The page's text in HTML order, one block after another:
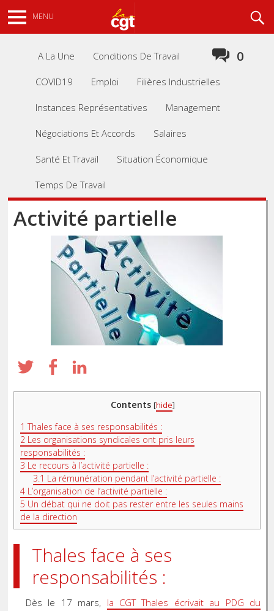
au
contenu
MENU
0
A La Une Conditions De Travail
COVID19 Emploi Filières Industrielles
Instances Représentatives Management
Négociations Et Accords Salaires
Santé Et Travail Situation Économique
Temps De Travail
Activité partielle
Contents [hide]
1 Thales face à ses responsabilités :
2 Les organisations syndicales ont pris leurs
responsabilités :
3 Le recours à l’activité partielle :
3.1 La rémunération pendant l’activité partielle :
4L’organisation de l’activité partielle :
5 Un débat qui ne doit pas rester entre les seules mains
de la direction
Thales face à ses
responsabilités :
Dès le 17 mars, la CGT Thales écrivait au PDG du